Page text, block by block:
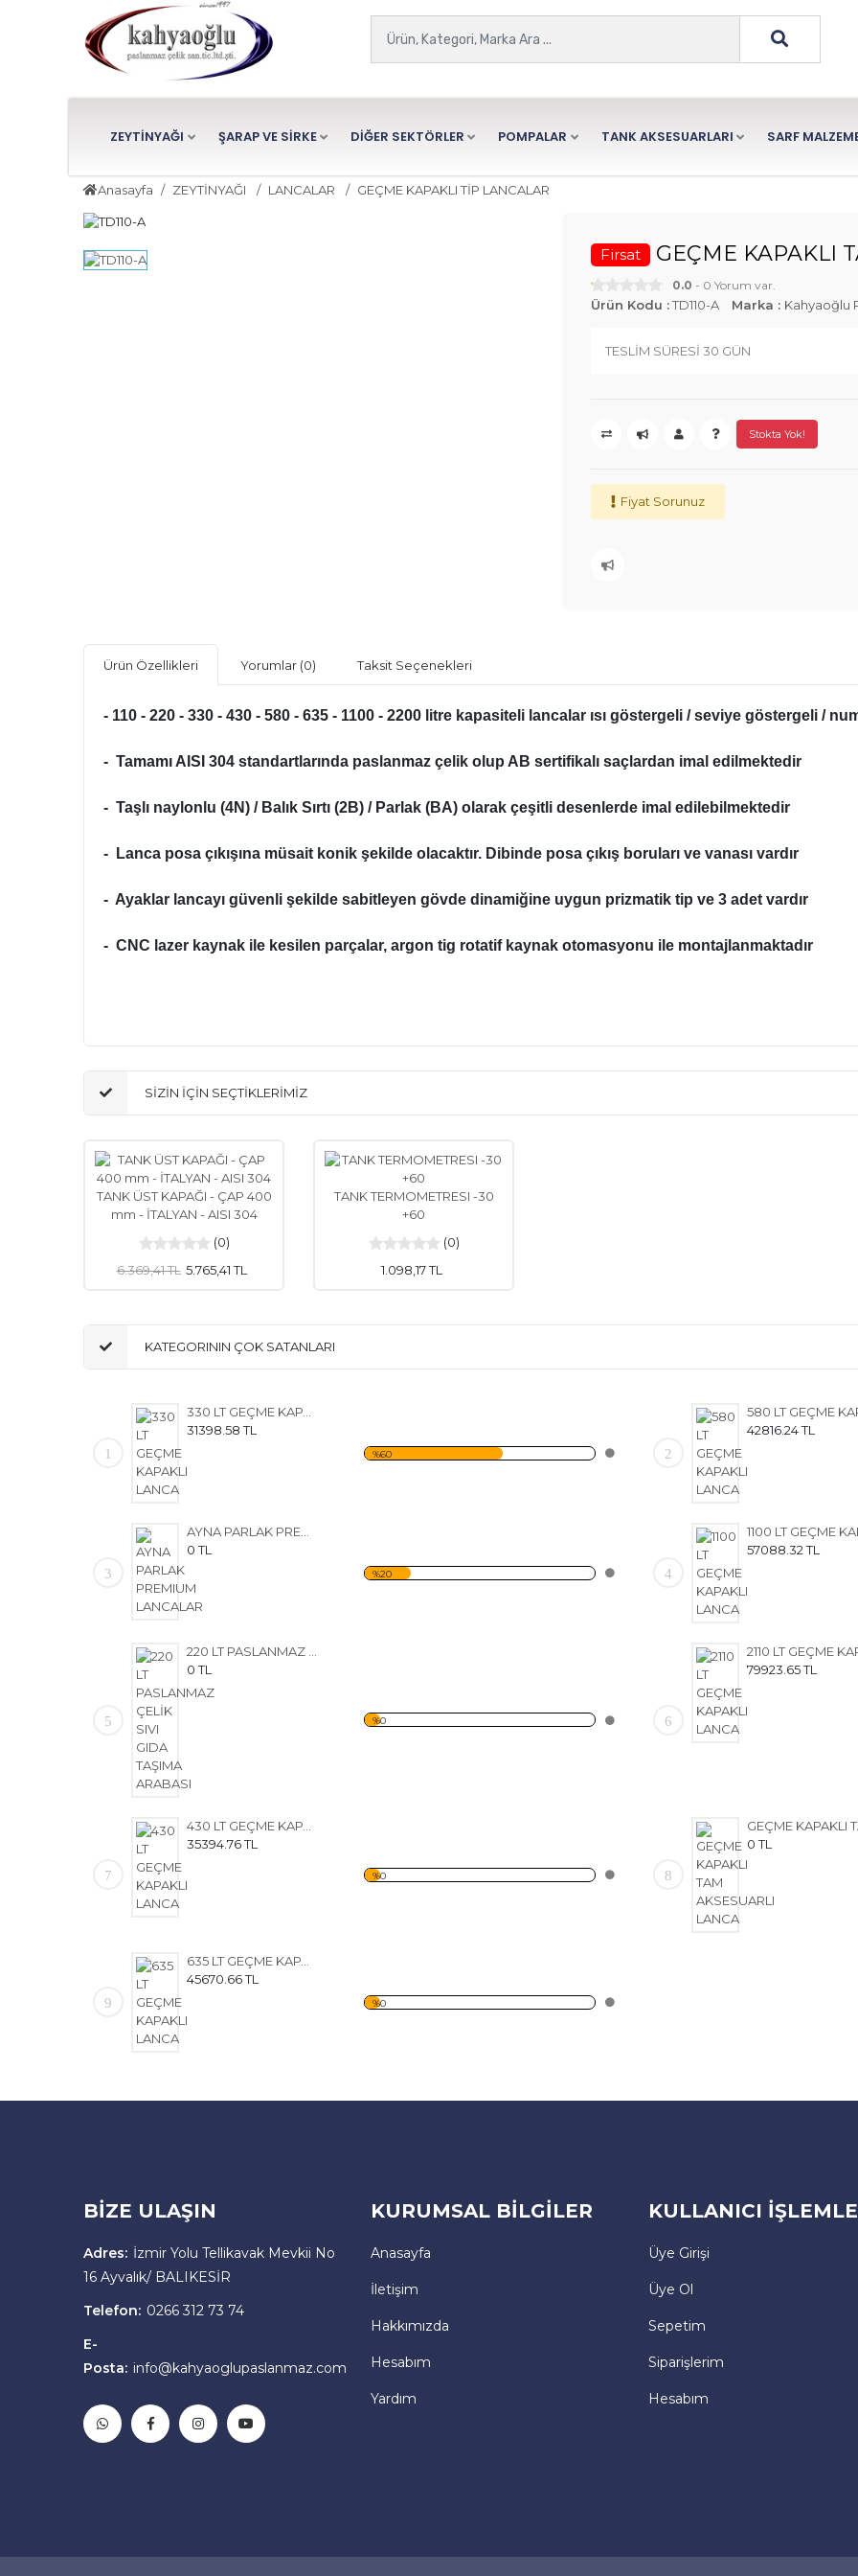
ZEYTİNYAĞI ŞARAP VE SİRKE DİĞER SEKTÖRLER POMPALAR TANK AKSESUARLARI SARF
Anasayfa ZEYTİNYAĞI LANCALAR GEÇME KAPAKLI TİP LANCALAR
Firsat GEÇME KAPAKLI
0.0 - 0 Yorum var.
Ürün Kodu :TD110-A Marka : Kahyaoğlu
TESLİM SÜRESİ 30 GÜN
Stokta Yok!
Fiyat Sorunuz
Ürün Özellikleri Yorumlar (0) Taksit Seçenekleri
- 110 - 220 - 330 - 430 - 580 - 635 - 1100 - 2200 litre kapasiteli lancalar ısı göstergeli / seviye göstergeli /
- Tamamı AISI 304 standartlarında paslanmaz çelik olup AB sertifikalı saçlardan imal edilmektedir
- Taşlı naylonlu (4N) / Balık Sırtı (2B) / Parlak (BA) olarak çeşitli desenlerde imal edilebilmektedir
- Lanca posa çıkışına müsait konik şekilde olacaktır. Dibinde posa çıkış boruları ve vanası vardır
- Ayaklar lancayı güvenli şekilde sabitleyen gövde dinamiğine uygun prizmatik tip ve 3 adet vardır
- CNC lazer kaynak ile kesilen parçalar, argon tig rotatif kaynak otomasyonu ile montajlanmaktadır
SİZİN İÇİN SEÇTİKLERİMİZ
TANK ÜST KAPAĞI - ÇAP 400
mm - İTALYAN - AISI 304
(0)
6.369,41 TL 5.765,41 TL
TANK TERMOMETRESI -30
+60
(0)
1.098,17 TL
KATEGORININ ÇOK SATANLARI
1
31398.58 TL
%60 2
42816.24 TL
3
0 TL
%20 4
57088.32 TL
5
0 TL
%0 6
79923.65 TL
7
35394.76 TL
%0 8
0 TL
9
45670.66 TL
%0
BİZE ULAŞIN
Adres: İzmir Yolu Tellikavak Mevkii No
16 Ayvalık/ BALIKESİR
Telefon: 0266 312 73 74
E-
Posta: info@kahyaoglupaslanmaz.com
KURUMSAL BİLGİLER
Anasayfa
İletişim
Hakkımızda
Hesabım
Yardım
KULLANICI
Üye Girişi
Üye Ol
Sepetim
Siparişlerim
Hesabım